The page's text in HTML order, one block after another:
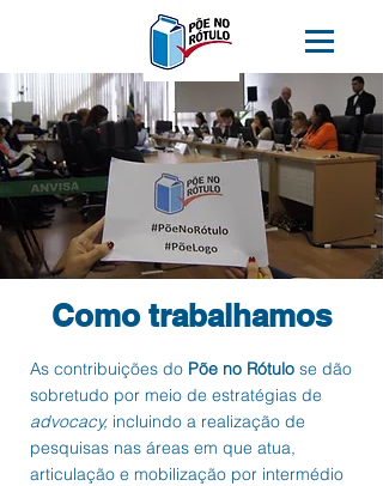
Como trabalhamos
As contribuições do Põe no Rótulo se dão
sobretudo por meio de estratégias de
advocacy, incluindo a realização de
pesquisas nas áreas em que atua,
articulação e mobilização por intermédio